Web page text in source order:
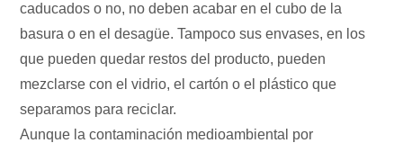
caducados o no, no deben acabar en el cubo de la
basura o en el desagüe. Tampoco sus envases, en los
que pueden quedar restos del producto, pueden
mezclarse con el vidrio, el cartón o el plástico que
separamos para reciclar.
Aunque la contaminación medioambiental por